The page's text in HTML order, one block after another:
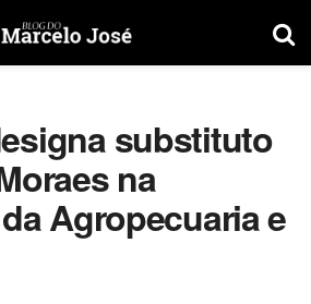
substituto
na
Agropecuaria e